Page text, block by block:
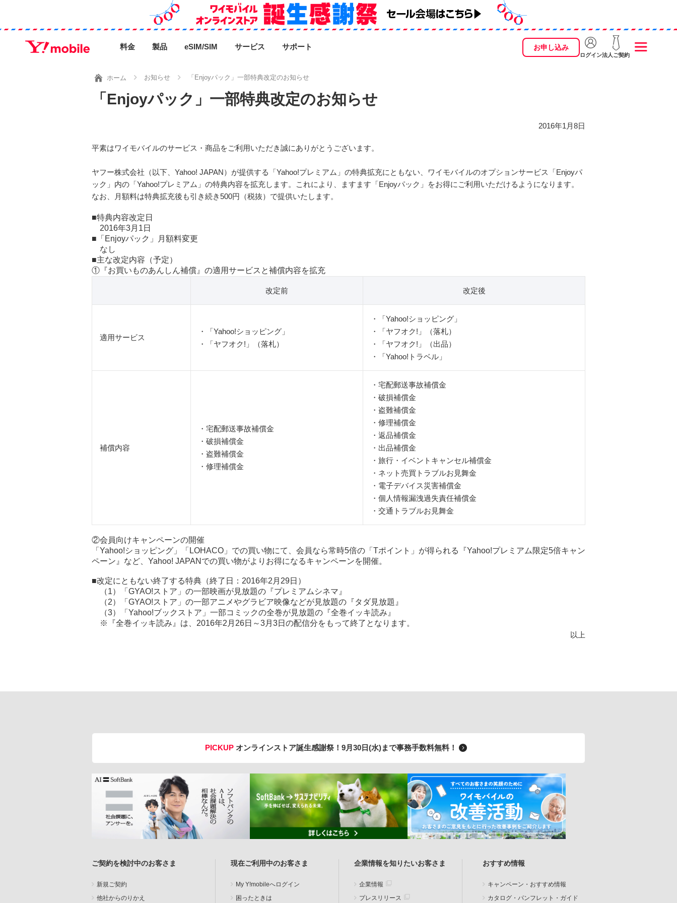
料金 製品 eSIM/SIM サービス サポート お申し込み
ログイン法人ご契約
ホーム お知らせ 「Enjoyパック」一部特典改定のお知らせ
「Enjoyパック」一部特典改定のお知らせ
2016年1月8日
平素はワイモバイルのサービス・商品をご利用いただき誠にありがとうございます。
ヤフー株式会社（以下、Yahoo! JAPAN）が提供する「Yahoo!プレミアム」の特典拡充にともない、ワイモバイルのオプションサービス「Enjoyパ
ック」内の「Yahoo!プレミアム」の特典内容を拡充します。これにより、ますます「Enjoyパック」をお得にご利用いただけるようになります。
なお、月額料は特典拡充後も引き続き500円（税抜）で提供いたします。
■特典内容改定日
2016年3月1日
■「Enjoyパック」月額料変更
なし
■主な改定内容（予定）
①『お買いものあんしん補償』の適用サービスと補償内容を拡充
改定前 改定後
適用サービス
・「Yahoo!ショッピング」
・「ヤフオク!」（落札）
・「Yahoo!ショッピング」
・「ヤフオク!」（落札）
・「ヤフオク!」（出品）
・「Yahoo!トラベル」
補償内容
・宅配郵送事故補償金
・破損補償金
・盗難補償金
・修理補償金
・宅配郵送事故補償金
・破損補償金
・盗難補償金
・修理補償金
・返品補償金
・出品補償金
・旅行・イベントキャンセル補償金
・ネット売買トラブルお見舞金
・電子デバイス災害補償金
・個人情報漏洩過失責任補償金
・交通トラブルお見舞金
②会員向けキャンペーンの開催
「Yahoo!ショッピング」「LOHACO」での買い物にて、会員なら常時5倍の「Tポイント」が得られる『Yahoo!プレミアム限定5倍キャン
ペーン』など、Yahoo! JAPANでの買い物がよりお得になるキャンペーンを開催。
■改定にともない終了する特典（終了日：2016年2月29日）
（1）「GYAO!ストア」の一部映画が見放題の『プレミアムシネマ』
（2）「GYAO!ストア」の一部アニメやグラビア映像などが見放題の『タダ見放題』
（3）「Yahoo!ブックストア」一部コミックの全巻が見放題の『全巻イッキ読み』
※『全巻イッキ読み』は、2016年2月26日～3月3日の配信分をもって終了となります。
以上
PICKUP オンラインストア誕生感謝祭！ 9月30日(水)まで事務手数料無料！
ご契約を検討中のお客さま
新規ご契約
他社からのりかえ
現在ご利用中のお客さま
My Y!mobileへログイン
困ったときは
企業情報を知りたいお客さま
企業情報
プレスリリース
おすすめ情報
キャンペーン・おすすめ情報
カタログ・パンフレット・ガイド